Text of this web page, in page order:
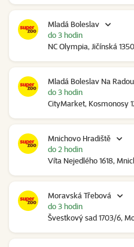
Mladá Boleslav
NC Olympia, Jičínská
do 3 hodin
Mladá Boleslav Na
CityMarket, Kosmonosy
do 3 hodin
Mnichovo Hradiště
Víta Nejedlého 1618,
do 2 hodin
Moravská Třebová
Švestkový sad 1703/6,
do 3 hodin